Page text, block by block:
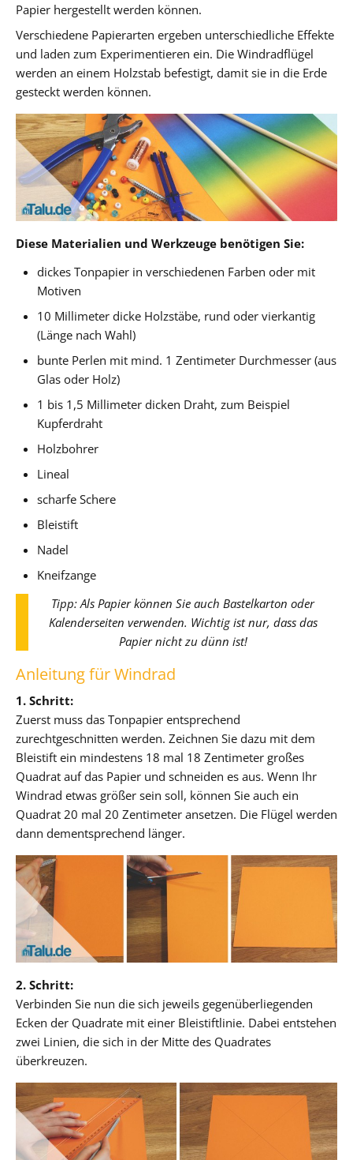
Papier hergestellt werden können.
Verschiedene Papierarten ergeben unterschiedliche Effekte
und laden zum Experimentieren ein. Die Windradflügel
werden an einem Holzstab befestigt, damit sie in die Erde
gesteckt werden können.
Diese Materialien und Werkzeuge benötigen Sie:
dickes Tonpapier in verschiedenen Farben oder mit
Motiven
10 Millimeter dicke Holzstäbe, rund oder vierkantig
(Länge nach Wahl)
bunte Perlen mit mind. 1 Zentimeter Durchmesser (aus
Glas oder Holz)
1 bis 1,5 Millimeter dicken Draht, zum Beispiel
Kupferdraht
Holzbohrer
Lineal
scharfe Schere
Bleistift
Nadel
Kneifzange
Tipp: Als Papier können Sie auch Bastelkarton oder
Kalenderseiten verwenden. Wichtig ist nur, dass das
Papier nicht zu dünn ist!
Anleitung für Windrad
1. Schritt:
Zuerst muss das Tonpapier entsprechend
zurechtgeschnitten werden. Zeichnen Sie dazu mit dem
Bleistift ein mindestens 18 mal 18 Zentimeter großes
Quadrat auf das Papier und schneiden es aus. Wenn Ihr
Windrad etwas größer sein soll, können Sie auch ein
Quadrat 20 mal 20 Zentimeter ansetzen. Die Flügel werden
dann dementsprechend länger.
2. Schritt:
Verbinden Sie nun die sich jeweils gegenüberliegenden
Ecken der Quadrate mit einer Bleistiftlinie. Dabei entstehen
zwei Linien, die sich in der Mitte des Quadrates
überkreuzen.